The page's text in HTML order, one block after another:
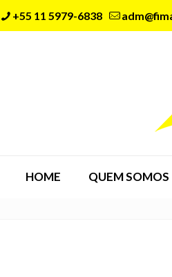
+55 11 5979-6838
HOME QUEM SOMOS